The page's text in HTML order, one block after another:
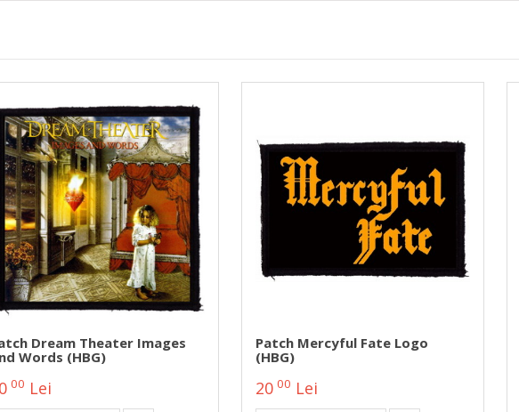
Dream Theater Images
Words (HBG)
00 Lei
Patch Mercyful Fate Logo
(HBG)
2000 Lei